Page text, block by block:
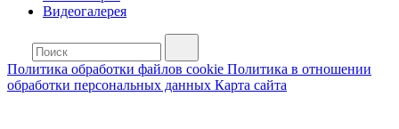
Видеогалерея
Политика обработки файлов cookie Политика в отношении
обработки персональных данных Карта сайта